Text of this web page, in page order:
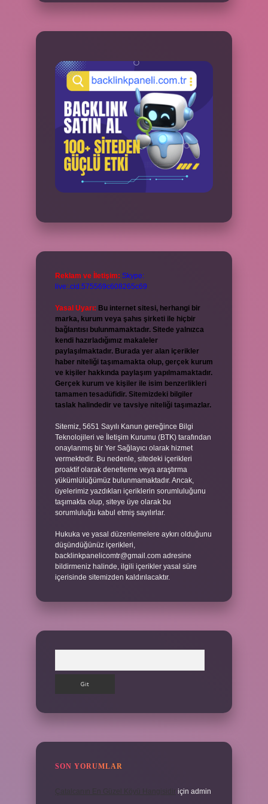
Reklam ve İletişim: Skype:
live:.cid.575569c608265c69
Yasal Uyarı: Bu internet sitesi, herhangi bir
marka, kurum veya şahıs şirketi ile hiçbir
bağlantısı bulunmamaktadır. Sitede yalnızca
kendi hazırladığımız makaleler
paylaşılmaktadır. Burada yer alan içerikler
haber niteliği taşımamakta olup, gerçek kurum
ve kişiler hakkında paylaşım yapılmamaktadır.
Gerçek kurum ve kişiler ile isim benzerlikleri
tamamen tesadüfidir. Sitemizdeki bilgiler
taslak halindedir ve tavsiye niteliği taşımazlar.
Sitemiz, 5651 Sayılı Kanun gereğince Bilgi
Teknolojileri ve İletişim Kurumu (BTK) tarafından
onaylanmış bir Yer Sağlayıcı olarak hizmet
vermektedir. Bu nedenle, sitedeki içerikleri
proaktif olarak denetleme veya araştırma
yükümlülüğümüz bulunmamaktadır. Ancak,
üyelerimiz yazdıkları içeriklerin sorumluluğunu
taşımakta olup, siteye üye olarak bu
sorumluluğu kabul etmiş sayılırlar.
Hukuka ve yasal düzenlemelere aykırı olduğunu
düşündüğünüz içerikleri,
backlinkpanelicomtr@gmail.com adresine
bildirmeniz halinde, ilgili içerikler yasal süre
içerisinde sitemizden kaldırılacaktır.
SON YORUMLAR
için admin